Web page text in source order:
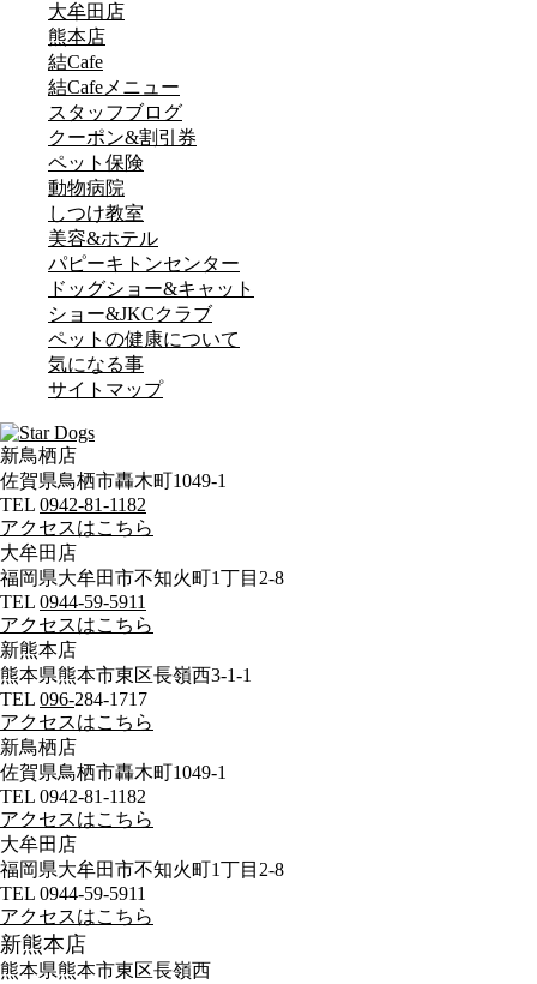
大牟田店
熊本店
結Cafe
結Cafeメニュー
スタッフブログ
クーポン&割引券
ペット保険
動物病院
しつけ教室
美容&ホテル
パピーキトンセンター
ドッグショー&キャット
ショー&JKCクラブ
ペットの健康について
気になる事
サイトマップ
新鳥栖店
佐賀県鳥栖市轟木町1049-1
TEL 0942-81-1182
アクセスはこちら
大牟田店
福岡県大牟田市不知火町1丁目2-8
TEL 0944-59-5911
アクセスはこちら
新熊本店
熊本県熊本市東区長嶺西3-1-1
TEL 096-284-1717
アクセスはこちら
新鳥栖店
佐賀県鳥栖市轟木町1049-1
TEL 0942-81-1182
アクセスはこちら
大牟田店
福岡県大牟田市不知火町1丁目2-8
TEL 0944-59-5911
アクセスはこちら
新熊本店
熊本県熊本市東区長嶺西